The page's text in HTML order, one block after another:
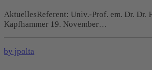
AktuellesReferent: Univ.-Prof. em. Dr. Dr.
Kapfhammer 19. November…
by jpolta